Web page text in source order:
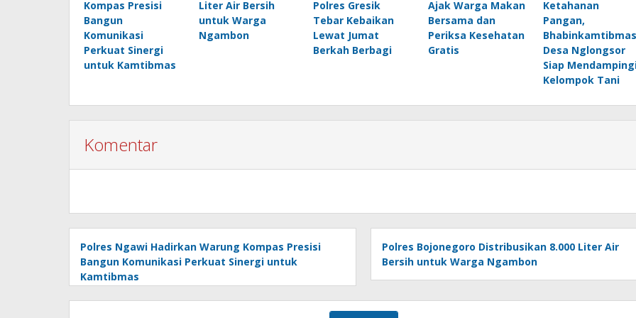
Kompas Presisi
Bangun
Komunikasi
Perkuat Sinergi
untuk Kamtibmas
Liter Air Bersih
untuk Warga
Ngambon
Polres Gresik
Tebar Kebaikan
Lewat Jumat
Berkah Berbagi
Ajak Warga Makan
Bersama dan
Periksa Kesehatan
Gratis
Ketahanan
Pangan,
Bhabinkamtibmas
Desa Nglongsor
Siap
Kelompok Tani
Komentar
Polres Ngawi Hadirkan Warung Kompas Presisi
Bangun Komunikasi Perkuat Sinergi untuk
Kamtibmas
Polres Bojonegoro Distribusikan 8.000 Liter Air
Bersih untuk Warga Ngambon